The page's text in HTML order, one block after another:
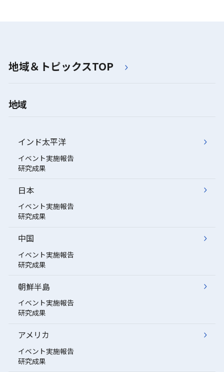
地域＆トピックスTOP
地域
インド太平洋
イベント実施報告
研究成果
日本
イベント実施報告
研究成果
中国
イベント実施報告
研究成果
朝鮮半島
イベント実施報告
研究成果
アメリカ
イベント実施報告
研究成果